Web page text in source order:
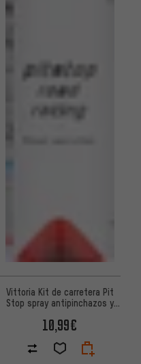
Vittoria Kit de carretera Pit
Stop spray antipinchazos y
10,99€